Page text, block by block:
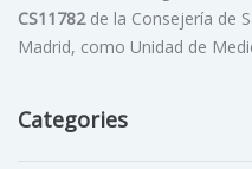
CS11782de la Consejería de
Madrid, como Unidad de
Categories